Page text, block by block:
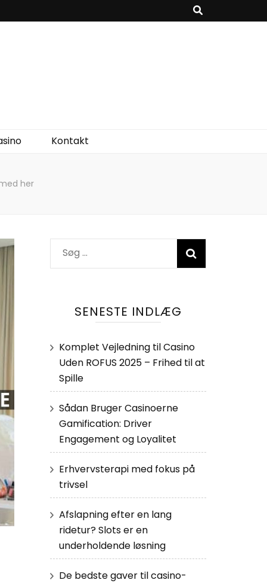
Kontakt
her
Søg
efter:
SENESTE INDLÆG
Komplet Vejledning til Casino
Uden ROFUS 2025 – Frihed til at
Spille
Sådan Bruger Casinoerne
Gamification: Driver
Engagement og Loyalitet
Erhvervsterapi med fokus på
trivsel
Afslapning efter en lang
ridetur? Slots er en
underholdende løsning
De bedste gaver til casino-